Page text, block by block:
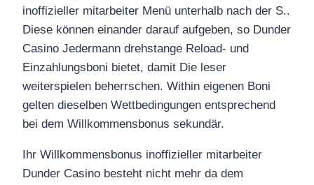
inoffizieller mitarbeiter Menü unterhalb nach der S..
Diese können einander darauf aufgeben, so Dunder
Casino Jedermann drehstange Reload- und
Einzahlungsboni bietet, damit Die leser
weiterspielen beherrschen. Within eigenen Boni
gelten dieselben Wettbedingungen entsprechend
bei dem Willkommensbonus sekundär.
Ihr Willkommensbonus inoffizieller mitarbeiter
Dunder Casino besteht nicht mehr da dem